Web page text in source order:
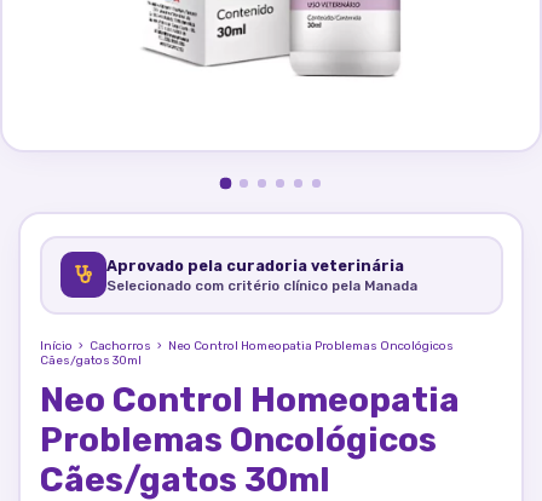
Aprovado pela curadoria veterinária
Selecionado com critério clínico pela Manada
Início › Cachorros › Neo Control Homeopatia Problemas Oncológicos
Cães/gatos 30ml
Neo Control Homeopatia
Problemas Oncológicos
Cães/gatos 30ml